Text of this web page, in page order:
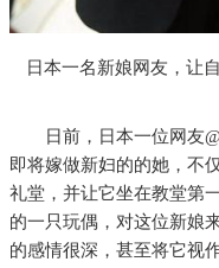
日本一名新娘网友，让
日前，日本一位网友
即将嫁做新妇的的她，不
礼堂，并让它坐在教堂第
的一只玩偶，对这位新娘
的感情很深，甚至将它视